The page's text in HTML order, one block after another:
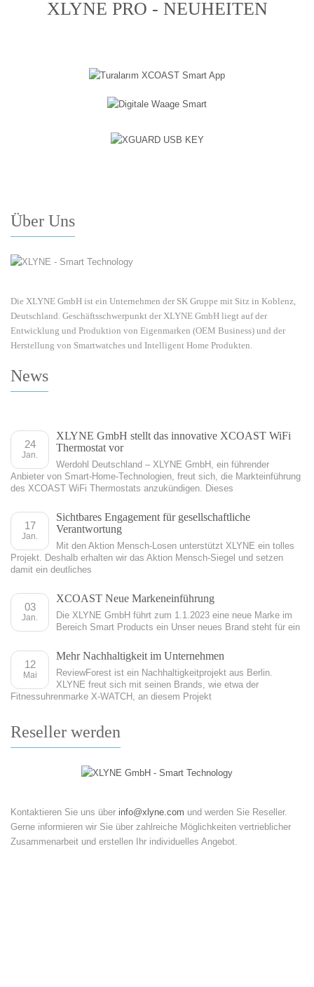
XLYNE PRO - NEUHEITEN
Über Uns
Die XLYNE GmbH ist ein Unternehmen der SK Gruppe mit Sitz in Koblenz,
Deutschland. Geschäftsschwerpunkt der XLYNE GmbH liegt auf der
Entwicklung und Produktion von Eigenmarken (OEM Business) und der
Herstellung von Smartwatches und Intelligent Home Produkten.
News
Jan.
24
XLYNE GmbH stellt das innovative XCOAST WiFi
Thermostat vor
Werdohl Deutschland – XLYNE GmbH, ein führender
Anbieter von Smart-Home-Technologien, freut sich, die Markteinführung
des XCOAST WiFi Thermostats anzukündigen. Dieses
Jan.
17
Sichtbares Engagement für gesellschaftliche
Verantwortung
Mit den Aktion Mensch-Losen unterstützt XLYNE ein tolles
Projekt. Deshalb erhalten wir das Aktion Mensch-Siegel und setzen
damit ein deutliches
Jan.
03
XCOAST Neue Markeneinführung
Die XLYNE GmbH führt zum 1.1.2023 eine neue Marke im
Bereich Smart Products ein Unser neues Brand steht für ein
Mai
12
Mehr Nachhaltigkeit im Unternehmen
ReviewForest ist ein Nachhaltigkeitprojekt aus Berlin.
XLYNE freut sich mit seinen Brands, wie etwa der
Fitnessuhrenmarke X-WATCH, an diesem Projekt
Reseller werden
Kontaktieren Sie uns über info@xlyne.com und werden Sie Reseller.
Gerne informieren wir Sie über zahlreiche Möglichkeiten vertrieblicher
Zusammenarbeit und erstellen Ihr individuelles Angebot.